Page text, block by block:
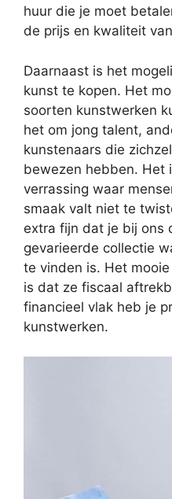
huur die je moet
de prijs en kwaliteit
Daarnaast is het
kunst te kopen. Het
soorten kunstwerken
het om jong talent,
kunstenaars die
bewezen hebben. Het
verrassing waar
smaak valt niet te
extra fijn dat je bij ons
gevarieerde collectie
te vinden is. Het
is dat ze fiscaal
financieel vlak heb je
kunstwerken.